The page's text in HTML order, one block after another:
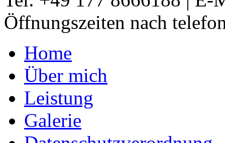
Öffnungszeiten nach
Home
Über mich
Leistung
Galerie